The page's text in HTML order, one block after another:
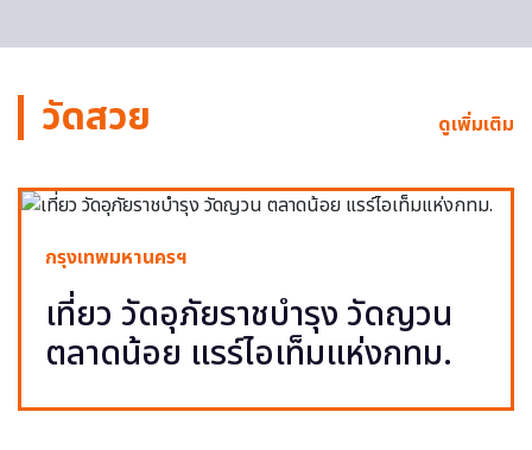
วัดสวย ดูเพิ่มเติม
กรุงเทพมหานครฯ
เที่ยว วัดอุภัยราชบำรุง วัดญวน
ตลาดน้อย แรร์ไอเท็มแห่งกทม.